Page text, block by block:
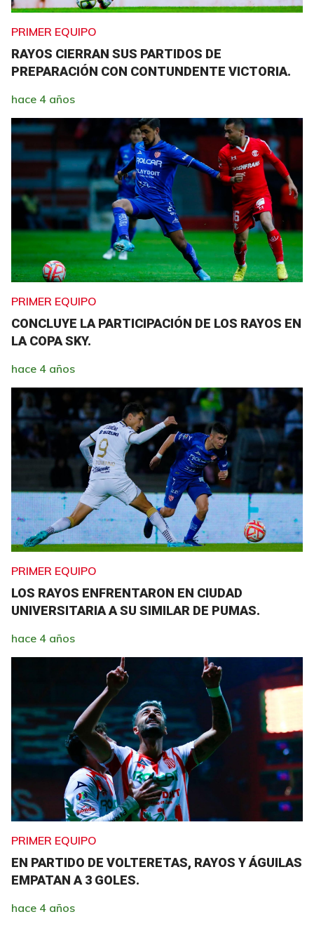
PRIMER EQUIPO
RAYOS CIERRAN SUS PARTIDOS DE
PREPARACIÓN CON CONTUNDENTE VICTORIA.
hace 4 años
PRIMER EQUIPO
CONCLUYE LA PARTICIPACIÓN DE LOS RAYOS EN
LA COPA SKY.
hace 4 años
PRIMER EQUIPO
LOS RAYOS ENFRENTARON EN CIUDAD
UNIVERSITARIA A SU SIMILAR DE PUMAS.
hace 4 años
PRIMER EQUIPO
EN PARTIDO DE VOLTERETAS, RAYOS Y ÁGUILAS
EMPATAN A 3 GOLES.
hace 4 años